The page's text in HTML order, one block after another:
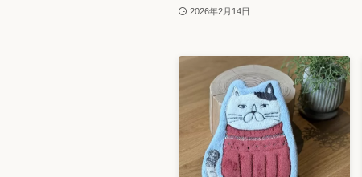
2026年2月14日